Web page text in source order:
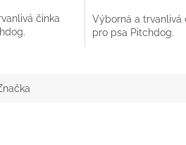
činka
Výborná a trvanlivá
pro psa Pitchdog.